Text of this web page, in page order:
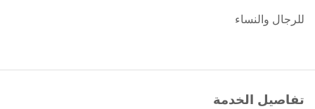
للرجال والنساء
تفاصيل الخدمة